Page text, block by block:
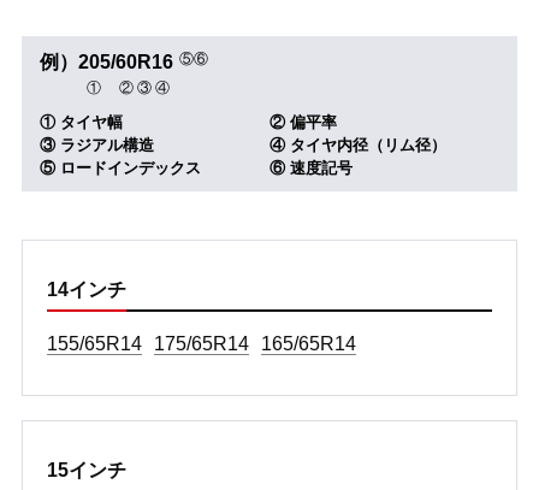
例） 205
①
/60
②
R
③
16
④
⑤⑥
① タイヤ幅
② 偏平率
③ ラジアル構造
④ タイヤ内径（リム径）
⑤ ロードインデックス
⑥ 速度記号
14インチ
155/65R14 175/65R14 165/65R14
15インチ